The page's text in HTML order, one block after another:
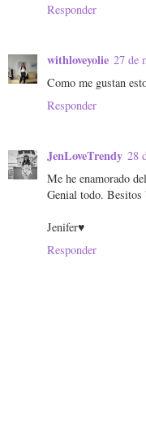
Responder
withloveyolie 27 de
Como me gustan
Responder
JenLoveTrendy 28
Me he enamorado
Genial todo. Besitos
Jenifer♥
Responder